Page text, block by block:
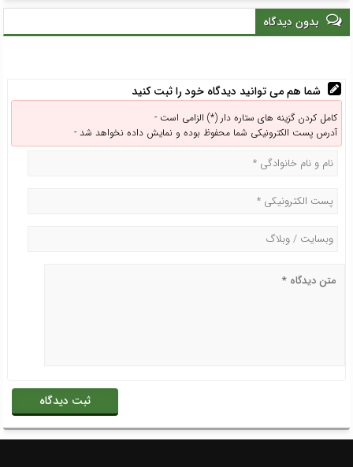
روسیه در گیلان با مدیرعامل
سازمان دیدار کرد
بدون دیدگاه
شما هم می توانید دیدگاه خود را ثبت کنید
کامل کردن گزینه های ستاره دار (*) الزامی است -
آدرس پست الکترونیکی شما محفوظ بوده و نمایش داده نخواهد شد -